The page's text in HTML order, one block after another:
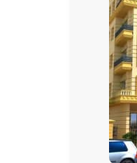
تنافسية